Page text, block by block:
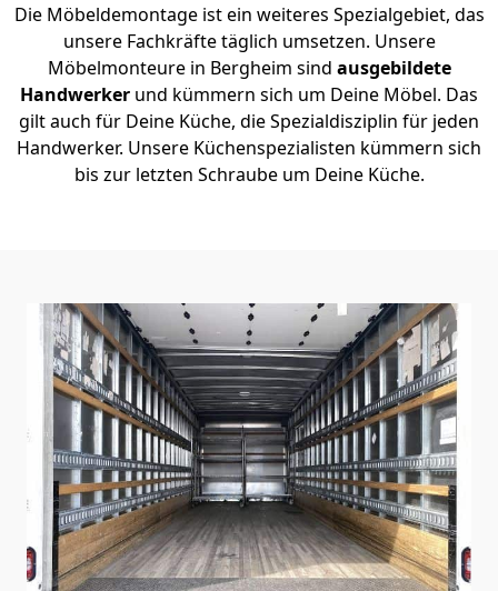
Die Möbeldemontage ist ein weiteres Spezialgebiet, das
unsere Fachkräfte täglich umsetzen. Unsere
Möbelmonteure in Bergheim sind ausgebildete
Handwerker und kümmern sich um Deine Möbel. Das
gilt auch für Deine Küche, die Spezialdisziplin für jeden
Handwerker. Unsere Küchenspezialisten kümmern sich
bis zur letzten Schraube um Deine Küche.